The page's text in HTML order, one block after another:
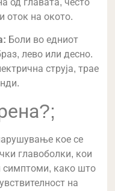
оток на окото.
Боли во едниот
лево или десно.
струја, трае
кое се
главоболки, кои
симптоми, како што
на